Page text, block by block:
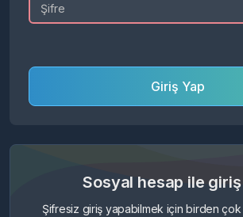
Giriş Yap
Sosyal hesap ile
Şifresiz giriş yapabilmek için birden